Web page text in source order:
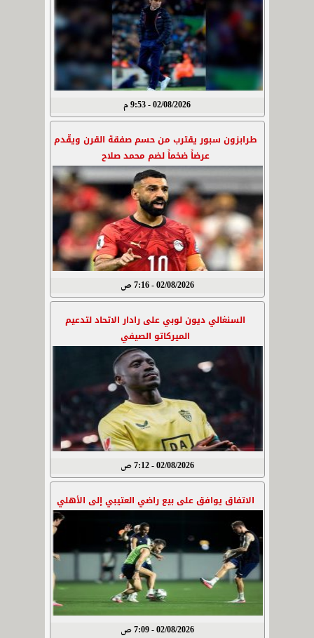
02/08/2026 - 9:53 م
طرابزون سبور يقترب من حسم صفقة القرن ويقّدم
عرضاً ضخماً لضم محمد صلاح
02/08/2026 - 7:16 ص
السنغالي ديون لوبي على رادار الاتحاد لتدعيم
الميركاتو الصيفي
02/08/2026 - 7:12 ص
الاتفاق يوافق على بيع راضي العتيبي إلى الأهلي
02/08/2026 - 7:09 ص